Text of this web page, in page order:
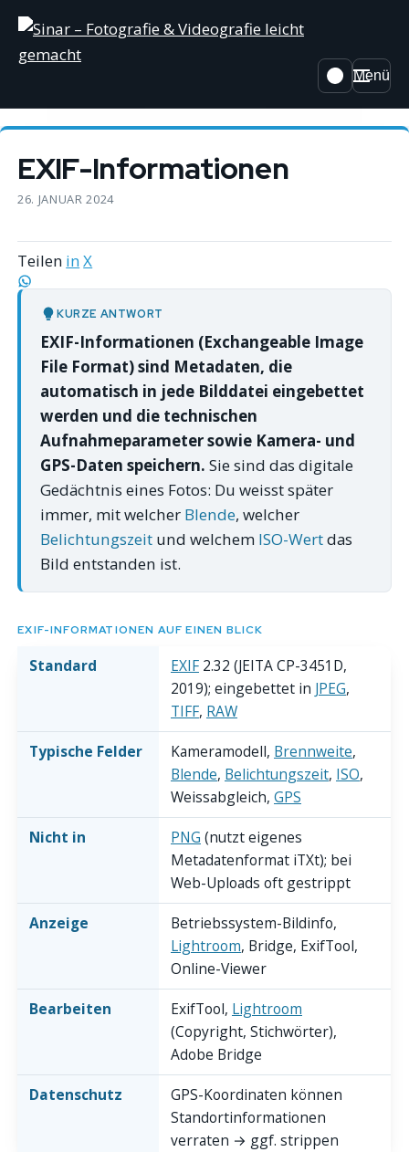
Menü
EXIF-Informationen
26. JANUAR 2024
Teilen inX
KURZE ANTWORT
EXIF-Informationen (Exchangeable Image
File Format) sind Metadaten, die
automatisch in jede Bilddatei eingebettet
werden und die technischen
Aufnahmeparameter sowie Kamera- und
GPS-Daten speichern. Sie sind das digitale
Gedächtnis eines Fotos: Du weisst später
immer, mit welcher Blende, welcher
Belichtungszeitund welchem ISO-Wertdas
Bild entstanden ist.
EXIF-INFORMATIONEN AUF EINEN BLICK
Standard EXIF2.32 (JEITA CP-3451D,
2019); eingebettet in JPEG,
TIFF, RAW
Typische Felder
Kameramodell, Brennweite,
Blende, Belichtungszeit, ISO,
Weissabgleich, GPS
Nicht in
PNG (nutzt eigenes
Metadatenformat iTXt); bei
Web-Uploads oft gestrippt
Anzeige
Betriebssystem-Bildinfo,
Lightroom, Bridge, ExifTool,
Online-Viewer
Bearbeiten
ExifTool, Lightroom
(Copyright, Stichwörter),
Adobe Bridge
Datenschutz
GPS-Koordinaten können
Standortinformationen
verraten → ggf. strippen